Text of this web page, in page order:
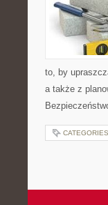
to, by
a także z